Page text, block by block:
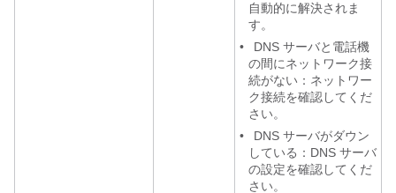
自動的に解決されま
す。
•
DNS サーバと電話機
の間にネットワーク接
続がない：ネットワー
ク接続を確認してくだ
さい。
•
DNS サーバがダウン
している：DNS サーバ
の設定を確認してくだ
さい。